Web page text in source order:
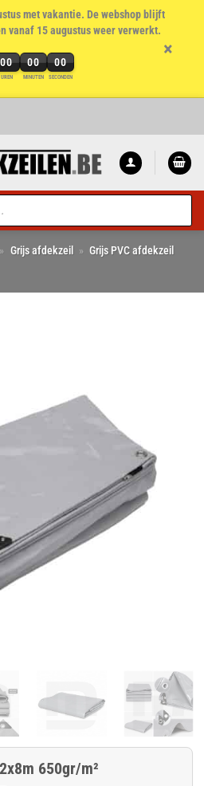
met vakantie. De webshop blijft
vanaf 15 augustus weer verwerkt.
00
UREN
00
MINUTEN
00
SECONDEN
×
» Grijs afdekzeil » Grijs PVC afdekzeil
650gr/m²